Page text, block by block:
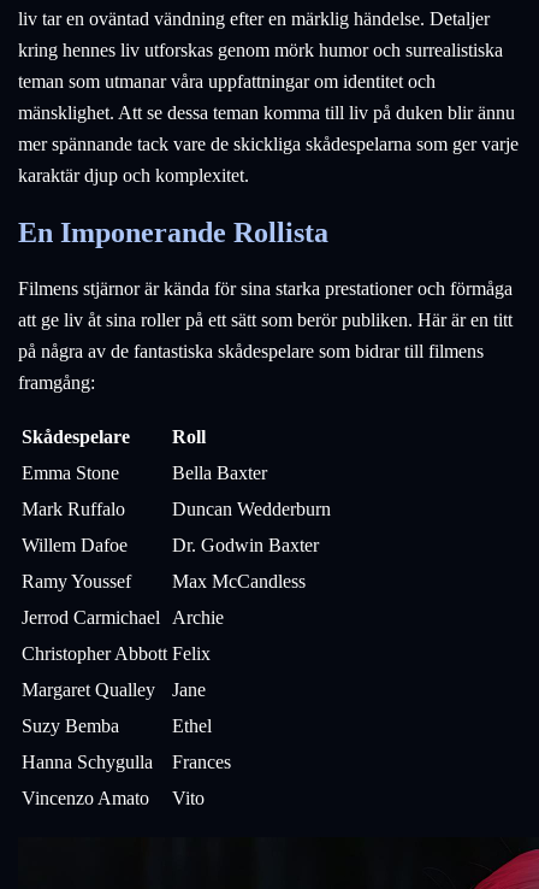
liv tar en oväntad vändning efter en märklig händelse. Detaljer
kring hennes liv utforskas genom mörk humor och surrealistiska
teman som utmanar våra uppfattningar om identitet och
mänsklighet. Att se dessa teman komma till liv på duken blir ännu
mer spännande tack vare de skickliga skådespelarna som ger varje
karaktär djup och komplexitet.
En Imponerande Rollista
Filmens stjärnor är kända för sina starka prestationer och förmåga
att ge liv åt sina roller på ett sätt som berör publiken. Här är en titt
på några av de fantastiska skådespelare som bidrar till filmens
framgång:
Skådespelare
Roll
Emma Stone
Bella Baxter
Mark Ruffalo
Duncan Wedderburn
Willem Dafoe
Dr. Godwin Baxter
Ramy Youssef
Max McCandless
Jerrod Carmichael
Archie
Christopher Abbott Felix
Margaret Qualley
Jane
Suzy Bemba
Ethel
Hanna Schygulla
Frances
Vincenzo Amato
Vito